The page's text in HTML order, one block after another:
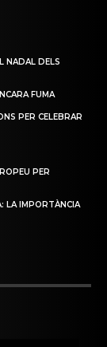
NADAL DELS
FUMA
PER CELEBRAR
PER
LA IMPORTÀNCIA